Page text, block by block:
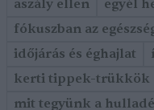
aszály ellen egyél
fókuszban az
időjárás és éghajlat
kerti tippek-trükkök
mit tegyünk a